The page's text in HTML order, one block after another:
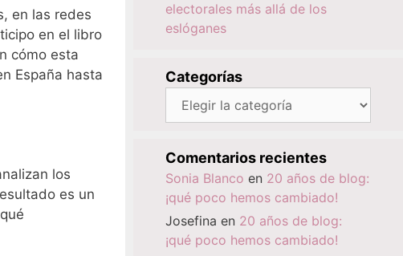
en las redes
en el libro
cómo esta
España hasta
los
es un
electorales más allá de los
eslóganes
Categorías
Categorías
Comentarios recientes
Sonia Blanco en 20 años de blog:
¡qué poco hemos cambiado!
Josefina en 20 años de blog:
¡qué poco hemos cambiado!